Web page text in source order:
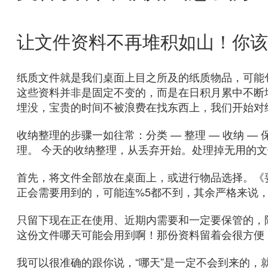
让文件资料不再堆积如山！你
纸质文件就是我们桌面上目之所及的纸质物品，可
这些资料并非是固定不变的，而是在日积月累中不
埋没，宝贵的时间不被浪费在找东西上，我们开始
收纳整理的步骤一如往常：分类 — 整理 — 收纳 — 保
理。 今天的收纳整理，从丢弃开始。处理掉无用的
首先，将文件全部放在桌面上，或进行物品选择。
正会需要用到的，可能连%5都不到，其余严格来说
只留下现在正在使用、近期内需要和一定要保管的
这份文件哪天可能会用到啊！那份资料留着会很方便
我可以很准确的跟你说，“哪天”是一定不会到来的